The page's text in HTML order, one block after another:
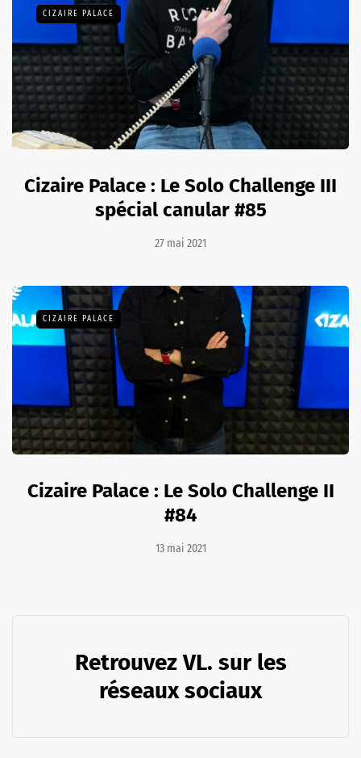
CIZAIRE PALACE
Cizaire Palace : Le Solo Challenge III
spécial canular #85
27 mai 2021
CIZAIRE PALACE
Cizaire Palace : Le Solo Challenge II
#84
13 mai 2021
Retrouvez VL. sur les
réseaux sociaux